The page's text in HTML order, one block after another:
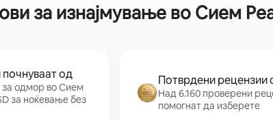
за изнајмување во Сием
од
одмор во Сием
за ноќевање без
Потврдени рецензии
Над 6.160 проверени
помогнат да изберете